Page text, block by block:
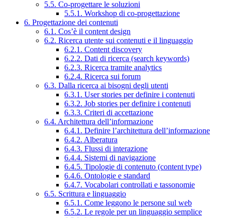
5.5. Co-progettare le soluzioni
5.5.1. Workshop di co-progettazione
6. Progettazione dei contenuti
6.1. Cos’è il content design
6.2. Ricerca utente sui contenuti e il linguaggio
6.2.1. Content discovery
6.2.2. Dati di ricerca (search keywords)
6.2.3. Ricerca tramite analytics
6.2.4. Ricerca sui forum
6.3. Dalla ricerca ai bisogni degli utenti
6.3.1. User stories per definire i contenuti
6.3.2. Job stories per definire i contenuti
6.3.3. Criteri di accettazione
6.4. Architettura dell’informazione
6.4.1. Definire l’architettura dell’informazione
6.4.2. Alberatura
6.4.3. Flussi di interazione
6.4.4. Sistemi di navigazione
6.4.5. Tipologie di contenuto (content type)
6.4.6. Ontologie e standard
6.4.7. Vocabolari controllati e tassonomie
6.5. Scrittura e linguaggio
6.5.1. Come leggono le persone sul web
6.5.2. Le regole per un linguaggio semplice